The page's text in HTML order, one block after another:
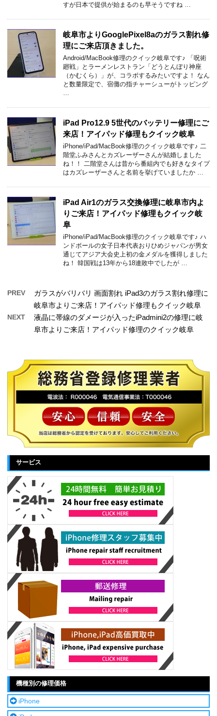
すが日本で提供が始まるのも早そうですね …
岐阜市よりGooglePixel8aのガラス割れ修
理にご来店頂きました。
Android/MacBook修理のクイック岐阜です♪ 「呪術
廻戦」とラーメンレストラン「どうとんぼり神座
（かむくら）」が、コラボするみたいですよ！ なん
と数量限定で、宿儺の指チャーシューがトッピング
iPad Pro12.9 5世代のバッテリー修理にご
来店！アイパッド修理もクイック岐阜
iPhone/iPad/MacBook修理のクイック岐阜です♪ 二
階堂ふみさんとカズレーザーさんが結婚しました
ね！！ 二階堂さんは昔から番組内でも好きなタイプ
はカズレーザーさんと名前を挙げていましたか …
iPad Air1のガラス交換修理に岐阜市内よ
りご来店！アイパッド修理もクイック岐
阜
iPhone/iPad/MacBook修理のクイック岐阜です♪ ハ
ンドボールの女子日本代表おりひめジャパンが男女
通じてアジア大会史上初の金メダルを獲得しました
ね！ 韓国戦は13年から18連敗中でしたが …
PREV
ガラスがバリバリ 画面割れ iPad3のガラス割れ修理に
岐阜市よりご来店！アイパッド修理もクイック岐阜
NEXT
液晶に帯線のダメージが入ったiPadmini2の修理に岐
阜市よりご来店！アイパッド修理のクイック岐阜
サービス
機種別の修理価格
iPhone